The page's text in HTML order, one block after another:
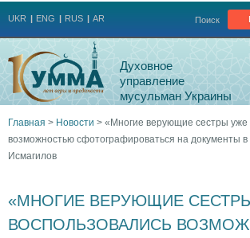
Поиск
UKR ENG RUS AR
Духовное
управление
мусульман Украины
Вы
Главная > Новости > «Многие верующие сестры уже
возможностью сфотографироваться на документы
Исмагилов
«МНОГИЕ ВЕРУЮЩИЕ
ВОСПОЛЬЗОВАЛИСЬ